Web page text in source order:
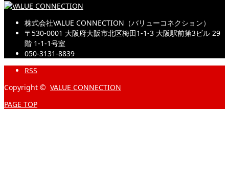
株式会社VALUE CONNECTION（バリューコネクション）
〒530-0001 大阪府大阪市北区梅田1-1-3 大阪駅前第3ビル 29
階 1-1-1号室
050-3131-8839
RSS
Copyright © VALUE CONNECTION
PAGE TOP